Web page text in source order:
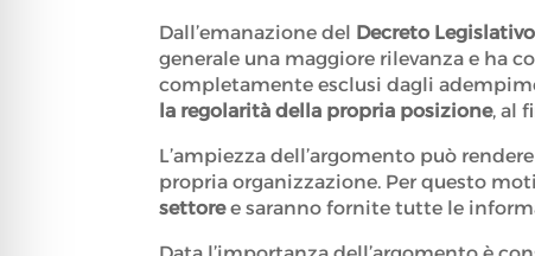
Dall’emanazione del Decreto
generale una maggiore rilevanza e ha
completamente esclusi dagli
la regolarità della propria posizione, al
L’ampiezza dell’argomento può
propria organizzazione. Per questo
settoree saranno fornite tutte le